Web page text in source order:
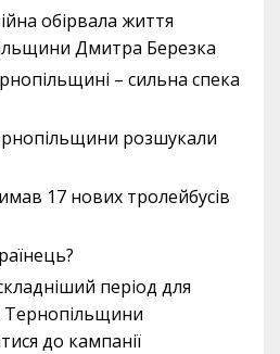
обірвала життя
Дмитра Березка
– сильна спека
розшукали
17 нових тролейбусів
період для
Тернопільщини
до кампанії